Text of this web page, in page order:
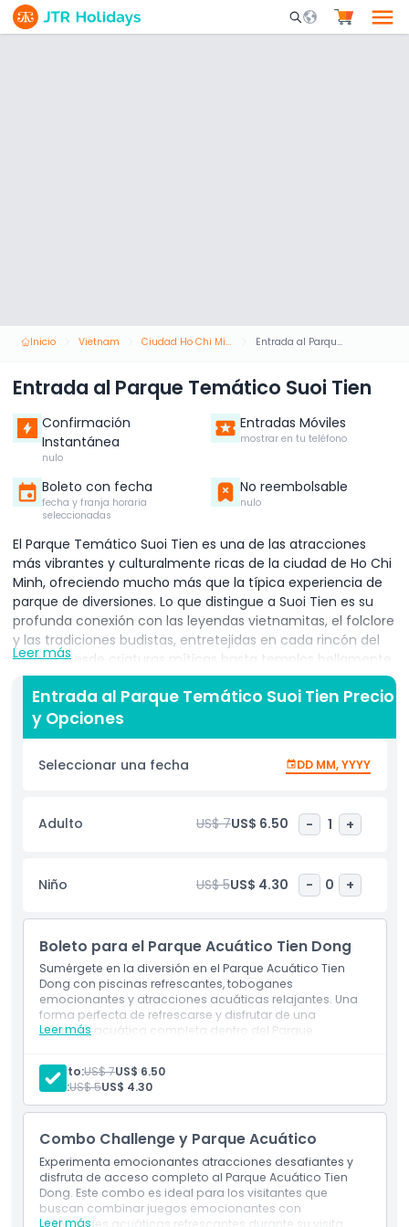
Mobile Search
Inicio Vietnam Ciudad Ho Chi Minh Entrada al Parque Temático Suoi Tien
Entrada al Parque Temático Suoi Tien
Confirmación
Instantánea
nulo
Entradas Móviles
mostrar en tu teléfono
Boleto con fecha
fecha y franja horaria
seleccionadas
No reembolsable
nulo
El Parque Temático Suoi Tien es una de las atracciones
más vibrantes y culturalmente ricas de la ciudad de Ho Chi
Minh, ofreciendo mucho más que la típica experiencia de
parque de diversiones. Lo que distingue a Suoi Tien es su
profunda conexión con las leyendas vietnamitas, el folclore
y las tradiciones budistas, entretejidas en cada rincón del
parque. Desde criaturas míticas hasta templos bellamente
elaborados, cada zona refleja historias famosas como Âu
Cơ y Lạc Long Quân o la legendaria batalla entre Sơn Tinh y
Thủy Tinh, permitiendo a los visitantes sumergirse en siglos
de cultura e historia vietnamita. Esta combinación única de
entretenimiento y patrimonio hace de Suoi Tien un destino
memorable para familias, amantes de la cultura y
aún más fácil y económica, plataformas como Klook
ofrecen paquetes combinados convenientes. Una opción
atracciones selectas para que pueda disfrutar de sus
juegos favoritos sin complicaciones. Estos paquetes están
busque descubrimiento cultural, juegos divertidos o
atracciones temáticas, Suoi Tien ofrece una aventura
verdaderamente inmersiva como ninguna otra en
Vietnam.
Inclusiones
Política para Niños y Adultos
Exclusiones
Leer más
Entrada al Parque Temático Suoi Tien Precio
y Opciones
Seleccionar una fecha DD MM, YYYY
Adulto US$ 7US$ 6.50 - 1 +
Niño US$ 5US$ 4.30 - 0 +
Boleto para el Parque Acuático Tien Dong
Sumérgete en la diversión en el Parque Acuático Tien
Dong con piscinas refrescantes, toboganes
emocionantes y atracciones acuáticas relajantes. Una
forma perfecta de refrescarse y disfrutar de una
aventura acuática completa dentro del Parque
Leer más
Exclusions
Entrada al Parque Temático Suoi Tien y a la Granja
Suoi Tien
Inclusions
Entrada a: Solo acceso al parque acuático - Playa
Tien Dong
Adulto:US$ 7US$ 6.50
Niño:US$ 5US$ 4.30
Combo Challenge y Parque Acuático
Experimenta emocionantes atracciones desafiantes y
disfruta de acceso completo al Parque Acuático Tien
Dong. Este combo es ideal para los visitantes que
buscan combinar juegos emocionantes con
actividades acuáticas refrescantes durante su visita.
Leer más